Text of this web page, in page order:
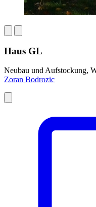
Haus GL
Neubau und Aufstockung,
Zoran Bodrozic